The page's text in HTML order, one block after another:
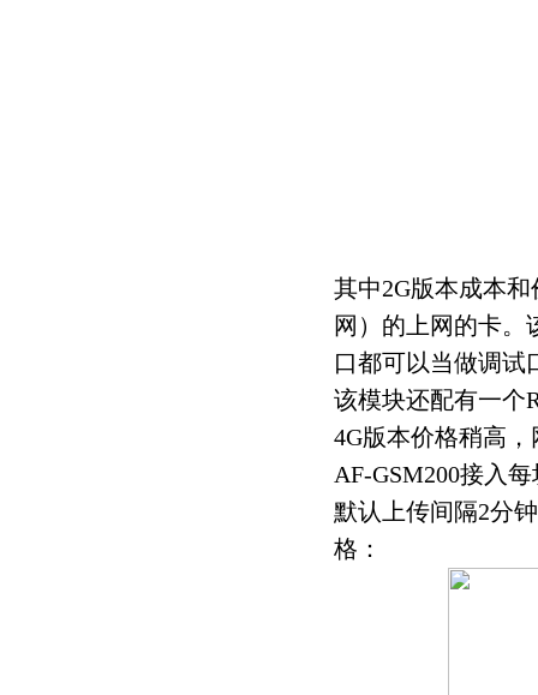
其中2G版本成本
网）的上网的卡。
口都可以当做调试
该模块还配有一个
4G版本价格稍高
AF-GSM200接入
默认上传间隔2分
格：